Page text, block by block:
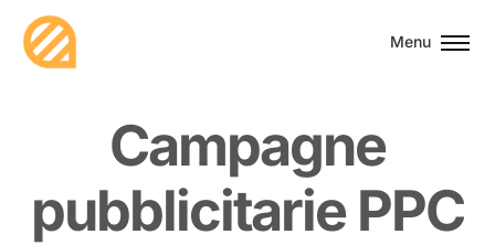
Menu
Campagne
pubblicitarie PPC